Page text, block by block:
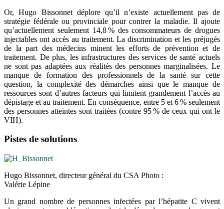
Or, Hugo Bissonnet déplore qu’il n’existe actuellement pas de
stratégie fédérale ou provinciale pour contrer la maladie. Il ajoute
qu’actuellement seulement 14,8 % des consommateurs de drogues
injectables ont accès au traitement. La discrimination et les préjugés
de la part des médecins minent les efforts de prévention et de
traitement. De plus, les infrastructures des services de santé actuels
ne sont pas adaptées aux réalités des personnes marginalisées. Le
manque de formation des professionnels de la santé sur cette
question, la complexité des démarches ainsi que le manque de
ressources sont d’autres facteurs qui limitent grandement l’accès au
dépistage et au traitement. En conséquence, entre 5 et 6 % seulement
des personnes atteintes sont traitées (contre 95 % de ceux qui ont le
VIH).
Pistes de solutions
Hugo Bissonnet, directeur général du CSA Photo :
Valérie Lépine
Un grand nombre de personnes infectées par l’hépatite C vivent